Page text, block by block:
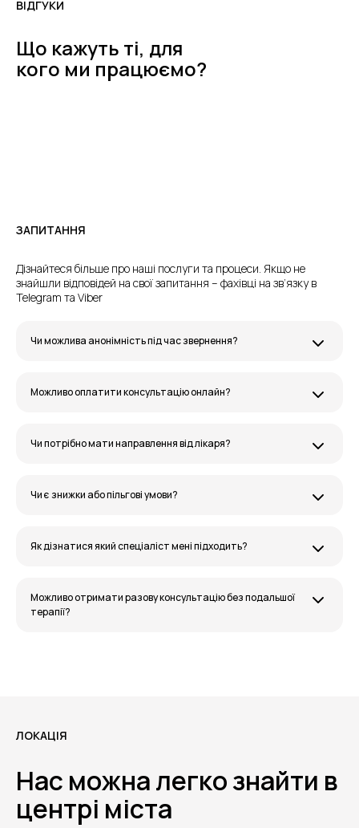
ВІДГУКИ
Що кажуть ті, для
кого ми працюємо?
ЗАПИТАННЯ
Дізнайтеся більше про наші послуги та процеси. Якщо не
знайшли відповідей на свої запитання – фахівці на зв’язку в
Telegram та Viber
Чи можлива анонімність під час звернення?
Можливо оплатити консультацію онлайн?
Чи потрібно мати направлення від лікаря?
Чи є знижки або пільгові умови?
Як дізнатися який спеціаліст мені підходить?
Можливо отримати разову консультацію без подальшої
терапії?
ЛОКАЦІЯ
Нас можна легко знайти в
центрі міста